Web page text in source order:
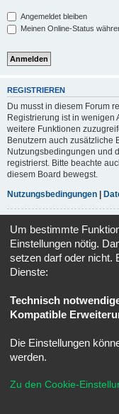
Angemeldet bleiben
Meinen Online-Status
REGISTRIEREN
Du musst in diesem Forum
Registrierung ist in wenigen
weitere Funktionen
Benutzern auch zusätzliche
Nutzungsbedingungen und
registrierst. Bitte beachte
diesem Board bewegst.
Nutzungsbedingungen
Registrieren
Portal Ruhmeshalle
Um bestimmte
Einstellungen nötig.
setzen darf oder nicht.
Dienste:
Technisch
Kompatible
Die Einstellungen
werden.
Zu den Cookie-